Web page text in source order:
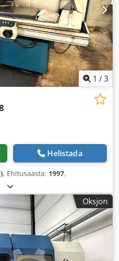
1 /3
Helistada
, Ehitusaasta: 1997,
Oksjon